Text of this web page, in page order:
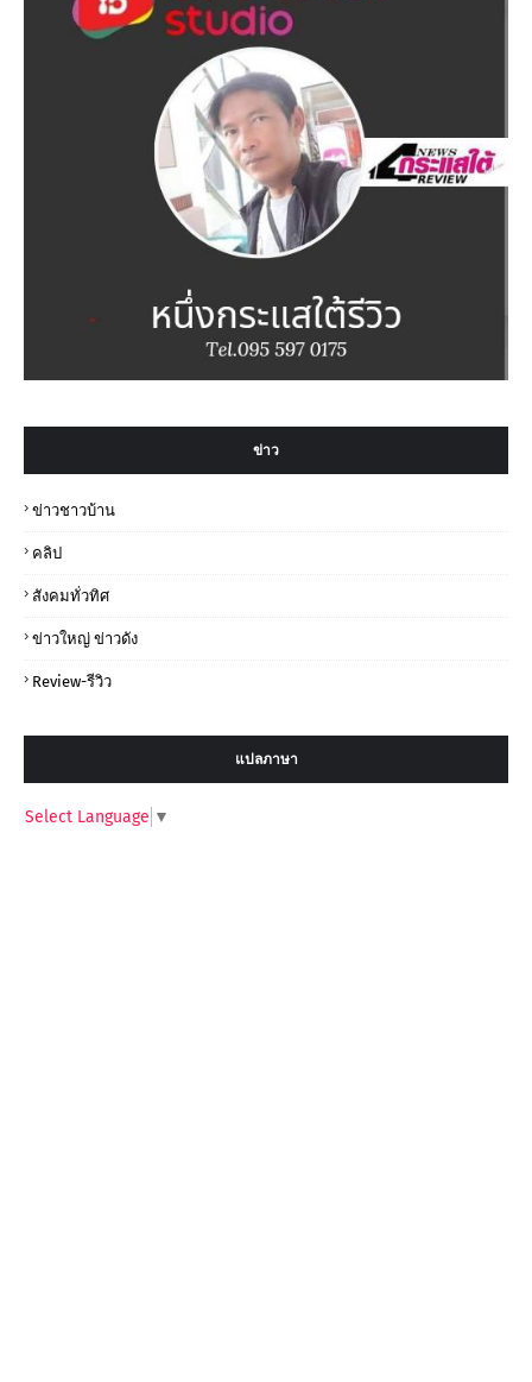
ข่าว
ข่าวชาวบ้าน
คลิป
สังคมทั่วทิศ
ข่าวใหญ่ ข่าวดัง
Review-รีวิว
แปลภาษา
Select Language ▼